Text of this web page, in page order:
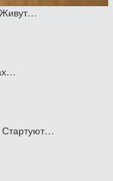
Живут…
Стартуют…